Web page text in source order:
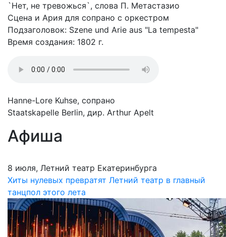
`Нет, не тревожься`, cлова П. Метастазио
Сцена и Ария для сопрано с оркестром
Подзаголовок: Szene und Arie aus "La tempesta"
Время создания: 1802 г.
Hanne-Lore Kuhse, сопрано
Staatskapelle Berlin, дир. Arthur Apelt
Афиша
8 июля, Летний театр Екатеринбурга
Хиты нулевых превратят Летний театр в главный
танцпол этого лета